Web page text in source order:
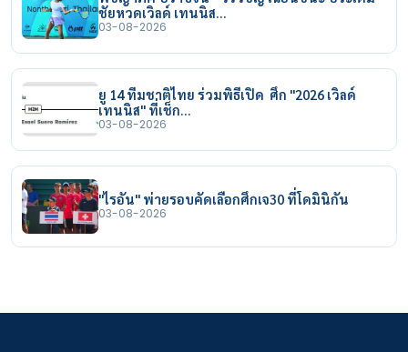
ชัยหวดเวิลด์ เทนนิส…
03-08-2026
ยู 14 ทีมชาติไทย ร่วมพิธีเปิด ศึก "2026 เวิลด์
เทนนิส" ที่เช็ก…
03-08-2026
"ไรอัน" พ่ายรอบคัดเลือกศึกเจ30 ที่โดมินิกัน
03-08-2026